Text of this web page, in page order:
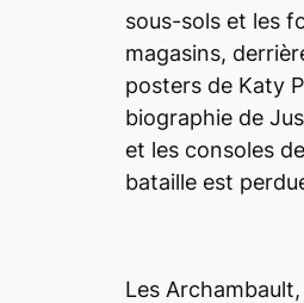
sous-sols et les
magasins,
posters de Katy
biographie de
et les consoles
bataille est
Les